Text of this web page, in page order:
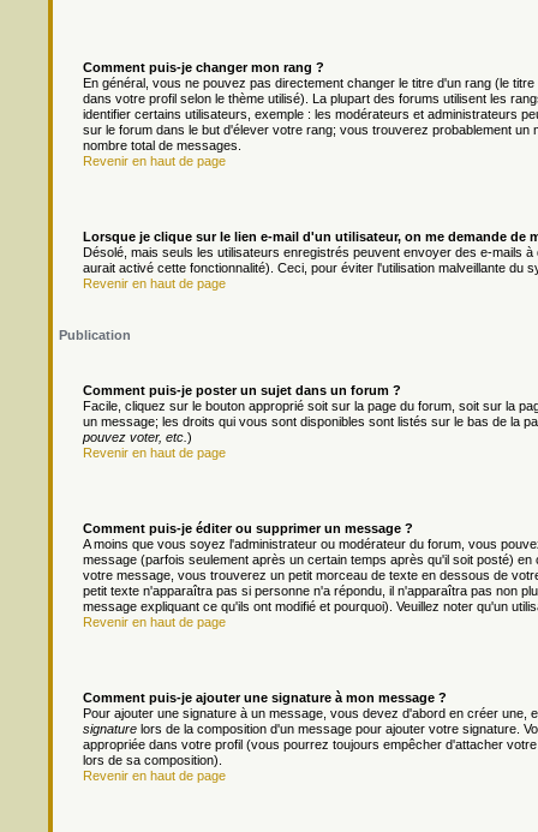
Comment puis-je changer mon rang ?
En général, vous ne pouvez pas directement changer le titre d'un rang (le
dans votre profil selon le thème utilisé). La plupart des forums utilisent les
identifier certains utilisateurs, exemple : les modérateurs et administrateurs
sur le forum dans le but d'élever votre rang; vous trouverez probablement
nombre total de messages.
Revenir en haut de page
Lorsque je clique sur le lien e-mail d'un utilisateur, on me demande de
Désolé, mais seuls les utilisateurs enregistrés peuvent envoyer des e-mails
aurait activé cette fonctionnalité). Ceci, pour éviter l'utilisation malveillante du
Revenir en haut de page
Publication
Comment puis-je poster un sujet dans un forum ?
Facile, cliquez sur le bouton approprié soit sur la page du forum, soit sur la
un message; les droits qui vous sont disponibles sont listés sur le bas de la
pouvez voter, etc. )
Revenir en haut de page
Comment puis-je éditer ou supprimer un message ?
A moins que vous soyez l'administrateur ou modérateur du forum, vous
message (parfois seulement après un certain temps après qu'il soit posté)
votre message, vous trouverez un petit morceau de texte en dessous de
petit texte n'apparaîtra pas si personne n'a répondu, il n'apparaîtra pas non
message expliquant ce qu'ils ont modifié et pourquoi). Veuillez noter qu'un
Revenir en haut de page
Comment puis-je ajouter une signature à mon message ?
Pour ajouter une signature à un message, vous devez d'abord en créer
signature lors de la composition d'un message pour ajouter votre signature.
appropriée dans votre profil (vous pourrez toujours empêcher d'attacher
lors de sa composition).
Revenir en haut de page